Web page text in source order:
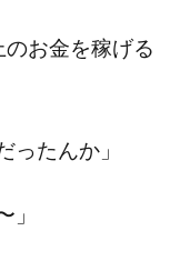
お金を稼げる
ったんか」
」